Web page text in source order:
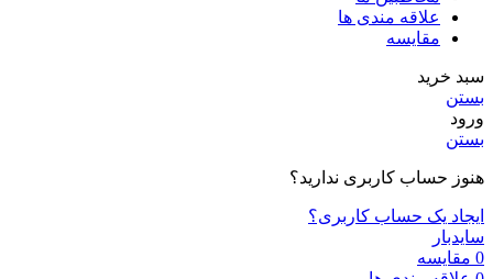
علاقه مندی ها
مقایسه
سبد خرید
بستن
ورود
بستن
هنوز حساب کاربری ندارید؟
ایجاد یک حساب کاربری؟
سایدبار
0 مقایسه